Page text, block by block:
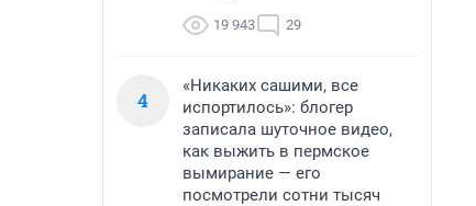
19 943 29
4
«Никаких сашими, все
испортилось»: блогер
записала шуточное видео,
как выжить в пермское
вымирание — его
посмотрели сотни тысяч